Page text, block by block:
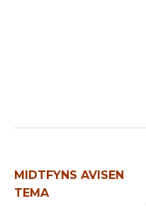
MIDTFYNS AVISEN
TEMA